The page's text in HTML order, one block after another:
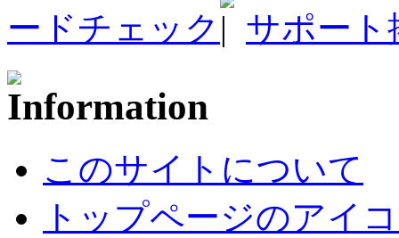
ードチェック
サポート
このサイトについて
トップページのアイ